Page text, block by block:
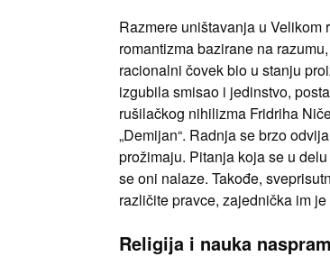
Razmere uništavanja u
romantizma bazirane na
racionalni čovek bio u stanju
izgubila smisao i jedinstvo,
rušilačkog nihilizma Fridriha
„Demijan“. Radnja se brzo
prožimaju. Pitanja koja se u
se oni nalaze. Takođe,
različite pravce, zajednička im
Religija i nauka